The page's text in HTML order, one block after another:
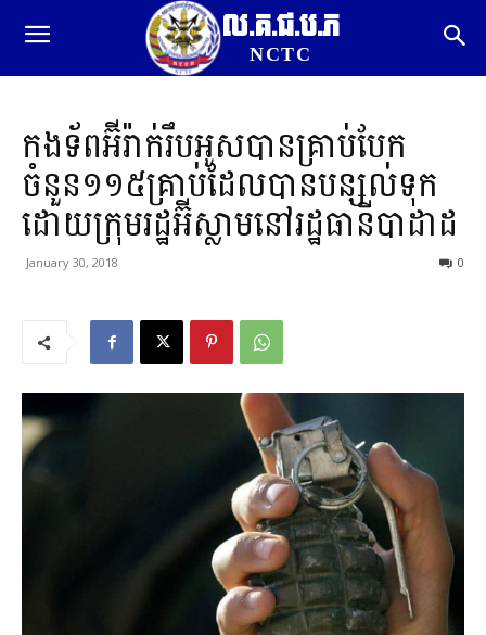
ល.គ.ជ.ប.ភ
NCTC
កងទ័ពអ៊ីរ៉ាក់រឹបអូសបានគ្រាប់បែក
ចំនួន១១៥គ្រាប់ដែលបានបន្សល់ទុក
ដោយក្រុមរដ្ឋអ៊ីស្លាមនៅរដ្ឋធានីបាដាដ
January 30, 2018 0